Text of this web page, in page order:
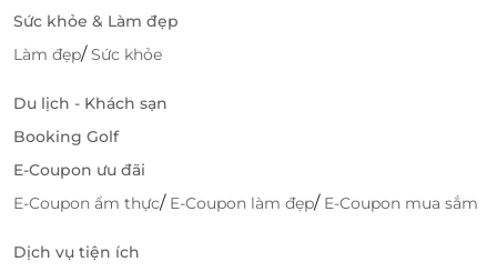
Sức khỏe & Làm đẹp
Làm đẹp/Sức khỏe
Du lịch - Khách sạn
Booking Golf
E-Coupon ưu đãi
E-Coupon ẩm thực/ E-Coupon làm đẹp/ E-Coupon mua sắm
Dịch vụ tiện ích